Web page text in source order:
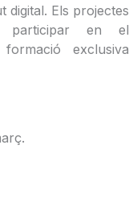
digital. Els projectes
participar en el
exclusiva